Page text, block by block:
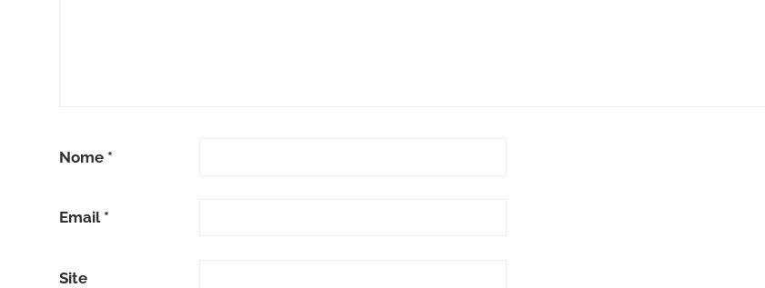
Nome *
Email *
Site